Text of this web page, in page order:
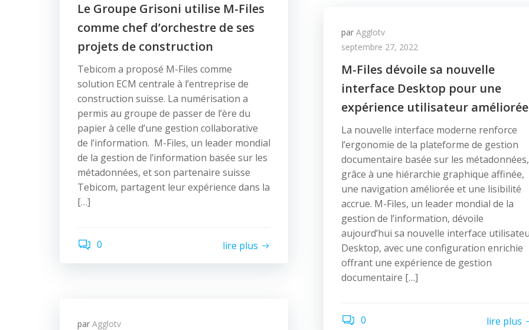
Le Groupe Grisoni utilise M-Files
comme chef d’orchestre de ses
projets de construction
Tebicom a proposé M-Files comme
solution ECM centrale à l’entreprise de
construction suisse. La numérisation a
permis au groupe de passer de l’ère du
papier à celle d’une gestion collaborative
de l’information. M-Files, un leader mondial
de la gestion de l’information basée sur les
métadonnées, et son partenaire suisse
Tebicom, partagent leur expérience dans la
[…]
0 lire plus
par Agglotv
septembre 27, 2022
M-Files dévoile sa nouvelle
interface Desktop pour une
expérience utilisateur améliorée
La nouvelle interface moderne renforce
l’ergonomie de la plateforme de gestion
documentaire basée sur les métadonnées,
grâce à une hiérarchie graphique affinée,
une navigation améliorée et une lisibilité
accrue. M-Files, un leader mondial de la
gestion de l’information, dévoile
aujourd’hui sa nouvelle interface
Desktop, avec une configuration enrichie
offrant une expérience de gestion
documentaire […]
0 lire plus
par Agglotv